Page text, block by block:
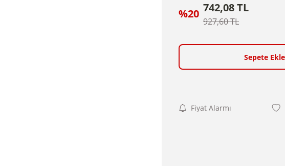
%20 742,08 TL
927,60 TL
Sepete Ekle
Fiyat Alarmı